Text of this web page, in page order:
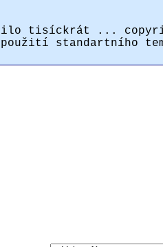
tisíckrát ...
standartního